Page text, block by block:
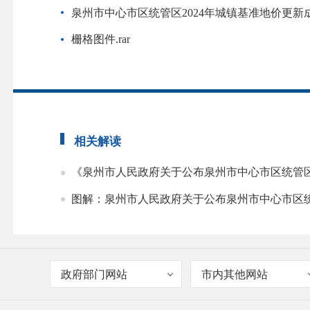
泉州市中心市区统管区2024年城镇基准地价更新
栅格图件.rar
相关解读
《泉州市人民政府关于公布泉州市中心市区统
图解：泉州市人民政府关于公布泉州市中心市区
政府部门网站 市内其他网站